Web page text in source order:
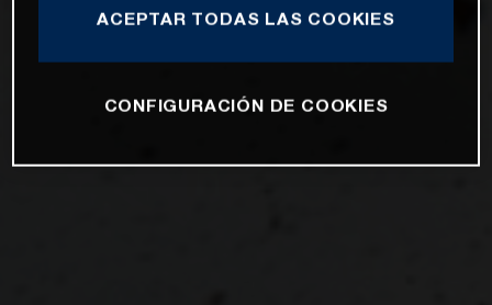
ACEPTAR TODAS LAS COOKIES
CONFIGURACIÓN DE COOKIES